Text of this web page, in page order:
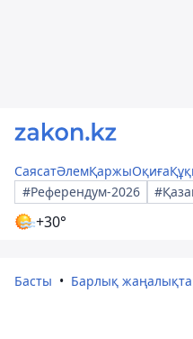
СаясатӘлемҚаржыОқиға
#Референдум-2026
+30°
Басты Барлық